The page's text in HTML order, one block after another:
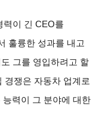
이 긴 CEO를
훌륭한 성과를 내고
그를 영입하려고 할
경쟁은 자동차 업계로
능력이 그 분야에 대한